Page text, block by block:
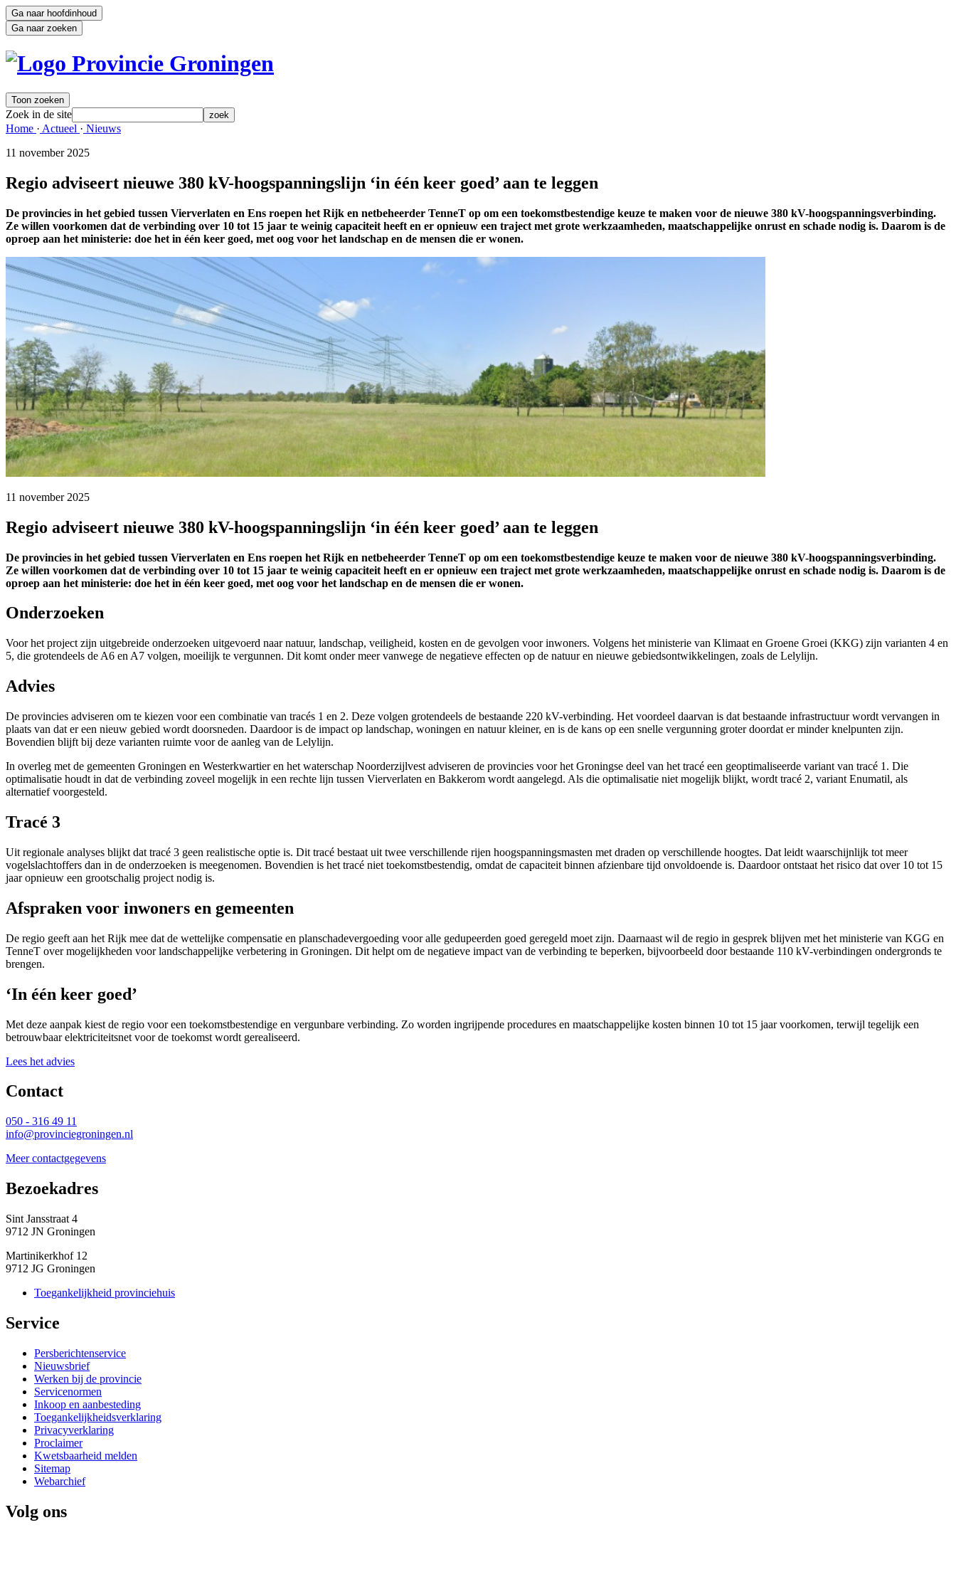
Ga naar hoofdinhoud
Ga naar zoeken
Toon zoeken
Zoek in de site zoek
Home · Actueel · Nieuws
11 november 2025
Regio adviseert nieuwe 380 kV-hoogspanningslijn ‘in één keer goed’ aan te leggen
De provincies in het gebied tussen Vierverlaten en Ens roepen het Rijk en netbeheerder TenneT op om een toekomstbestendige keuze te maken voor de nieuwe 380 kV-hoogspanningsverbinding.
Ze willen voorkomen dat de verbinding over 10 tot 15 jaar te weinig capaciteit heeft en er opnieuw een traject met grote werkzaamheden, maatschappelijke onrust en schade nodig is. Daarom is de
oproep aan het ministerie: doe het in één keer goed, met oog voor het landschap en de mensen die er wonen.
11 november 2025
Regio adviseert nieuwe 380 kV-hoogspanningslijn ‘in één keer goed’ aan te leggen
De provincies in het gebied tussen Vierverlaten en Ens roepen het Rijk en netbeheerder TenneT op om een toekomstbestendige keuze te maken voor de nieuwe 380 kV-hoogspanningsverbinding.
Ze willen voorkomen dat de verbinding over 10 tot 15 jaar te weinig capaciteit heeft en er opnieuw een traject met grote werkzaamheden, maatschappelijke onrust en schade nodig is. Daarom is de
oproep aan het ministerie: doe het in één keer goed, met oog voor het landschap en de mensen die er wonen.
Onderzoeken
Voor het project zijn uitgebreide onderzoeken uitgevoerd naar natuur, landschap, veiligheid, kosten en de gevolgen voor inwoners. Volgens het ministerie van Klimaat en Groene Groei (KKG) zijn varianten 4 en
5, die grotendeels de A6 en A7 volgen, moeilijk te vergunnen. Dit komt onder meer vanwege de negatieve effecten op de natuur en nieuwe gebiedsontwikkelingen, zoals de Lelylijn.
Advies
De provincies adviseren om te kiezen voor een combinatie van tracés 1 en 2. Deze volgen grotendeels de bestaande 220 kV-verbinding. Het voordeel daarvan is dat bestaande infrastructuur wordt vervangen in
plaats van dat er een nieuw gebied wordt doorsneden. Daardoor is de impact op landschap, woningen en natuur kleiner, en is de kans op een snelle vergunning groter doordat er minder knelpunten zijn.
Bovendien blijft bij deze varianten ruimte voor de aanleg van de Lelylijn.
In overleg met de gemeenten Groningen en Westerkwartier en het waterschap Noorderzijlvest adviseren de provincies voor het Groningse deel van het tracé een geoptimaliseerde variant van tracé 1. Die
optimalisatie houdt in dat de verbinding zoveel mogelijk in een rechte lijn tussen Vierverlaten en Bakkerom wordt aangelegd. Als die optimalisatie niet mogelijk blijkt, wordt tracé 2, variant Enumatil, als
alternatief voorgesteld.
Tracé 3
Uit regionale analyses blijkt dat tracé 3 geen realistische optie is. Dit tracé bestaat uit twee verschillende rijen hoogspanningsmasten met draden op verschillende hoogtes. Dat leidt waarschijnlijk tot meer
vogelslachtoffers dan in de onderzoeken is meegenomen. Bovendien is het tracé niet toekomstbestendig, omdat de capaciteit binnen afzienbare tijd onvoldoende is. Daardoor ontstaat het risico dat over 10 tot 15
jaar opnieuw een grootschalig project nodig is.
Afspraken voor inwoners en gemeenten
De regio geeft aan het Rijk mee dat de wettelijke compensatie en planschadevergoeding voor alle gedupeerden goed geregeld moet zijn. Daarnaast wil de regio in gesprek blijven met het ministerie van KGG en
TenneT over mogelijkheden voor landschappelijke verbetering in Groningen. Dit helpt om de negatieve impact van de verbinding te beperken, bijvoorbeeld door bestaande 110 kV-verbindingen ondergronds te
brengen.
‘In één keer goed’
Met deze aanpak kiest de regio voor een toekomstbestendige en vergunbare verbinding. Zo worden ingrijpende procedures en maatschappelijke kosten binnen 10 tot 15 jaar voorkomen, terwijl tegelijk een
betrouwbaar elektriciteitsnet voor de toekomst wordt gerealiseerd.
Lees het advies
Contact
050 - 316 49 11
info@provinciegroningen.nl
Meer contactgegevens
Bezoekadres
Sint Jansstraat 4
9712 JN Groningen
Martinikerkhof 12
9712 JG Groningen
Toegankelijkheid provinciehuis
Service
Persberichtenservice
Nieuwsbrief
Werken bij de provincie
Servicenormen
Inkoop en aanbesteding
Toegankelijkheidsverklaring
Privacyverklaring
Proclaimer
Kwetsbaarheid melden
Sitemap
Webarchief
Volg ons